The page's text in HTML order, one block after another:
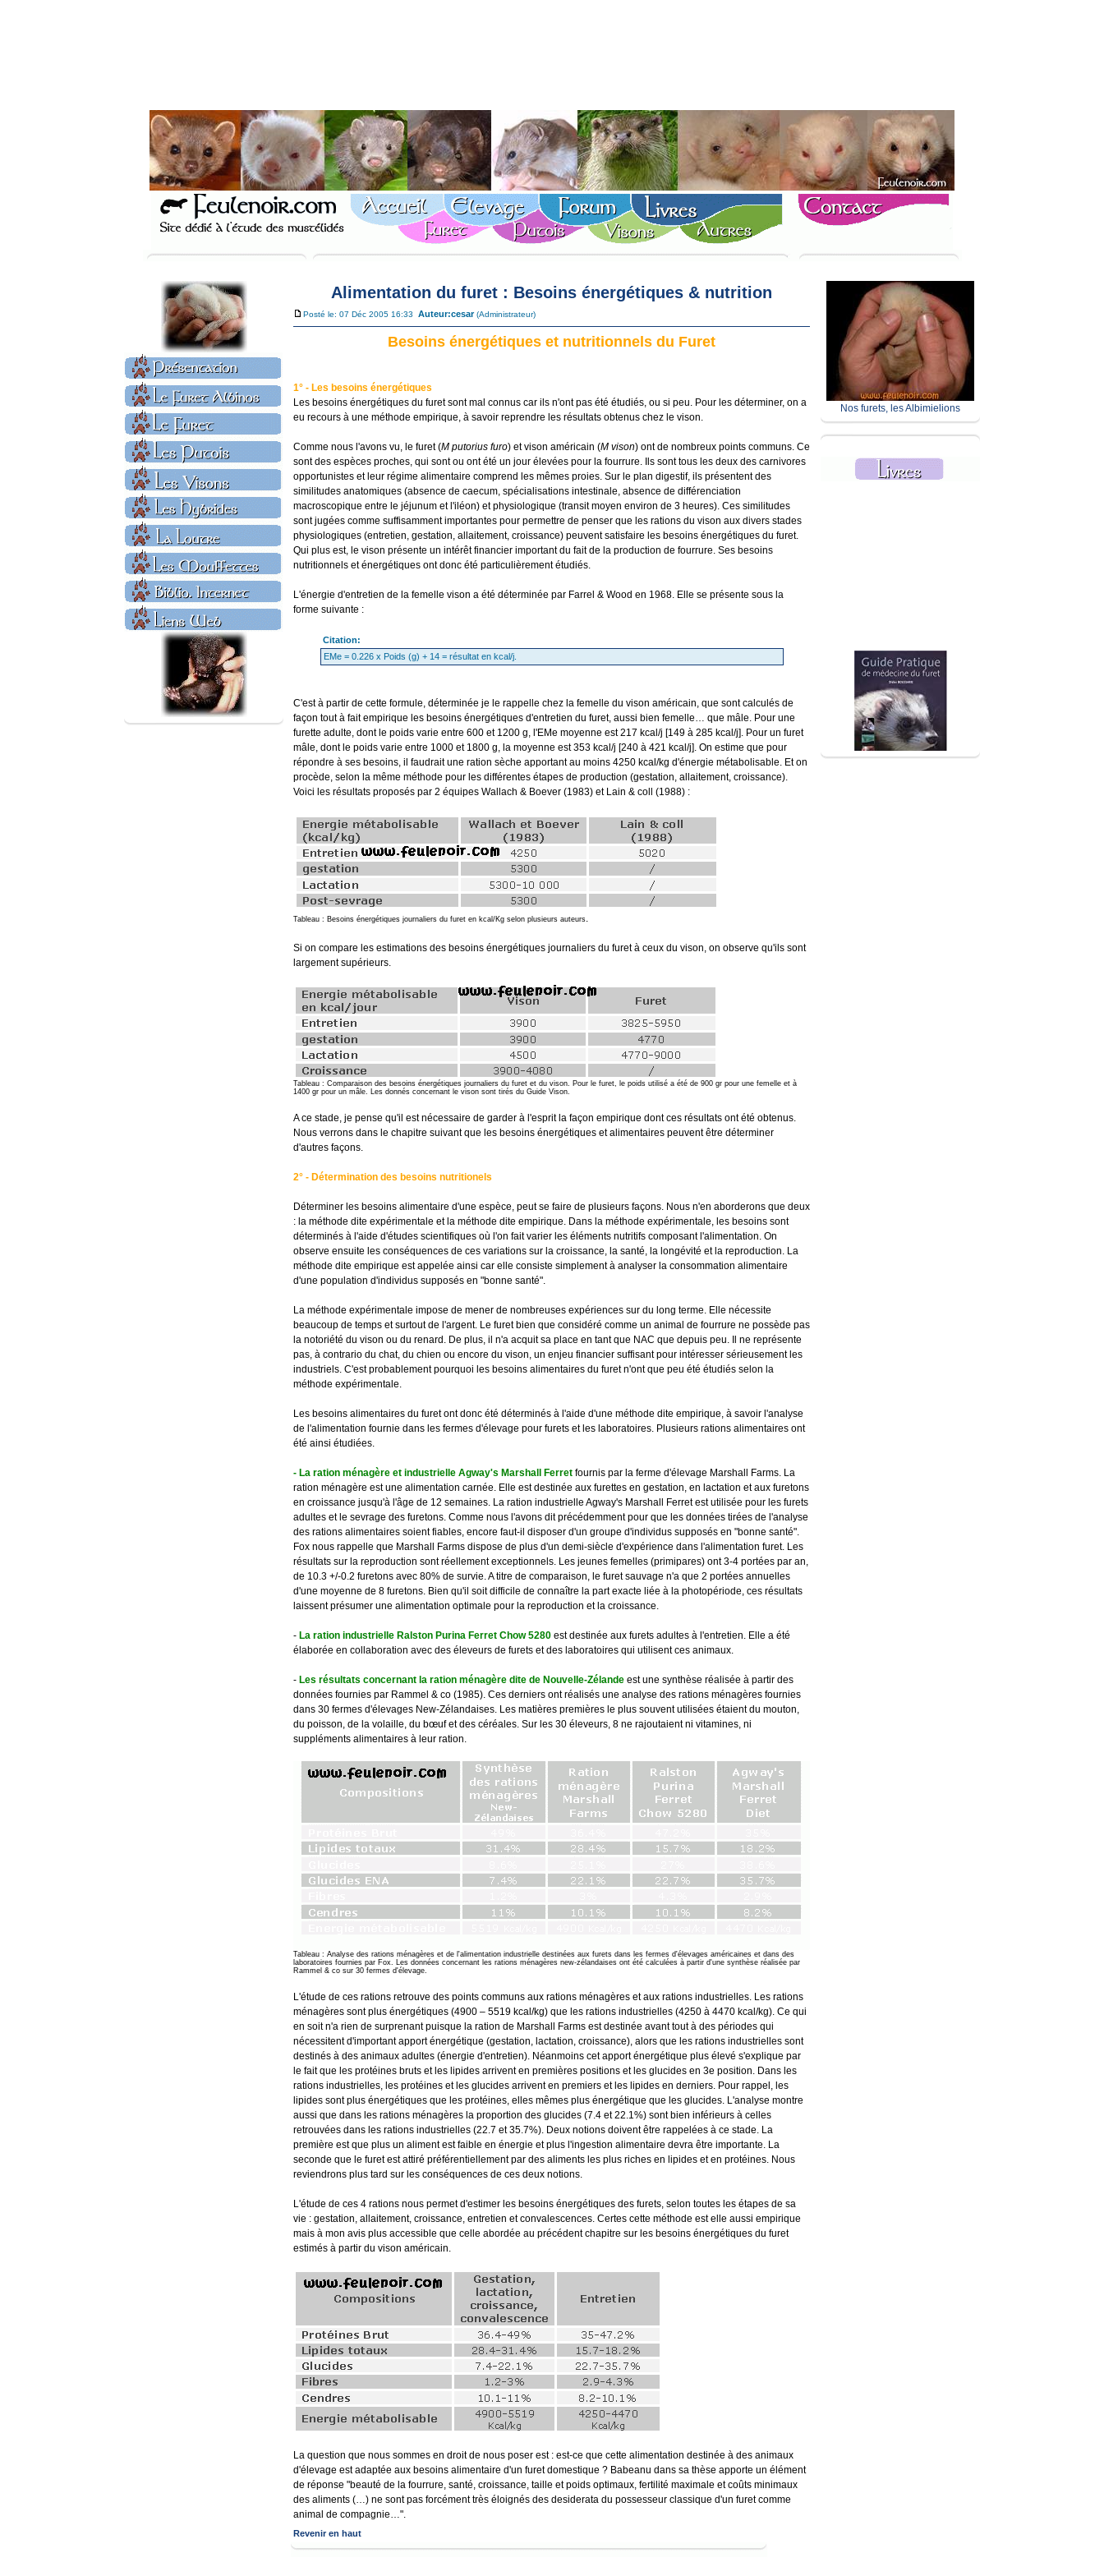
Alimentation du furet : Besoins énergétiques & nutrition
Posté le: 07 Déc 2005 16:33 Auteur:cesar (Administrateur)
Besoins énergétiques et nutritionnels du Furet
1° - Les besoins énergétiques
Les besoins énergétiques du furet sont mal connus car ils n'ont pas été étudiés, ou si peu. Pour les déterminer, on a
eu recours à une méthode empirique, à savoir reprendre les résultats obtenus chez le vison.
Comme nous l'avons vu, le furet (M putorius furo) et vison américain (M vison) ont de nombreux points communs. Ce
sont des espèces proches, qui sont ou ont été un jour élevées pour la fourrure. Ils sont tous les deux des carnivores
opportunistes et leur régime alimentaire comprend les mêmes proies. Sur le plan digestif, ils présentent des
similitudes anatomiques (absence de caecum, spécialisations intestinale, absence de différenciation
macroscopique entre le jéjunum et l'iléon) et physiologique (transit moyen environ de 3 heures). Ces similitudes
sont jugées comme suffisamment importantes pour permettre de penser que les rations du vison aux divers stades
physiologiques (entretien, gestation, allaitement, croissance) peuvent satisfaire les besoins énergétiques du furet.
Qui plus est, le vison présente un intérêt financier important du fait de la production de fourrure. Ses besoins
nutritionnels et énergétiques ont donc été particulièrement étudiés.
L'énergie d'entretien de la femelle vison a été déterminée par Farrel & Wood en 1968. Elle se présente sous la
forme suivante :
Citation:
EMe = 0.226 x Poids (g) + 14 = résultat en kcal/j.
C'est à partir de cette formule, déterminée je le rappelle chez la femelle du vison américain, que sont calculés de
façon tout à fait empirique les besoins énergétiques d'entretien du furet, aussi bien femelle… que mâle. Pour une
furette adulte, dont le poids varie entre 600 et 1200 g, l'EMe moyenne est 217 kcal/j [149 à 285 kcal/j]. Pour un furet
mâle, dont le poids varie entre 1000 et 1800 g, la moyenne est 353 kcal/j [240 à 421 kcal/j]. On estime que pour
répondre à ses besoins, il faudrait une ration sèche apportant au moins 4250 kcal/kg d'énergie métabolisable. Et on
procède, selon la même méthode pour les différentes étapes de production (gestation, allaitement, croissance).
Voici les résultats proposés par 2 équipes Wallach & Boever (1983) et Lain & coll (1988) :
Tableau : Besoins énergétiques journaliers du furet en kcal/Kg selon plusieurs auteurs.
Si on compare les estimations des besoins énergétiques journaliers du furet à ceux du vison, on observe qu'ils sont
largement supérieurs.
Tableau : Comparaison des besoins énergétiques journaliers du furet et du vison. Pour le furet, le poids utilisé a été de 900 gr pour une femelle et à
1400 gr pour un mâle. Les donnés concernant le vison sont tirés du Guide Vison.
A ce stade, je pense qu'il est nécessaire de garder à l'esprit la façon empirique dont ces résultats ont été obtenus.
Nous verrons dans le chapitre suivant que les besoins énergétiques et alimentaires peuvent être déterminer
d'autres façons.
2° - Détermination des besoins nutritionels
Déterminer les besoins alimentaire d'une espèce, peut se faire de plusieurs façons. Nous n'en aborderons que deux
: la méthode dite expérimentale et la méthode dite empirique. Dans la méthode expérimentale, les besoins sont
déterminés à l'aide d'études scientifiques où l'on fait varier les éléments nutritifs composant l'alimentation. On
observe ensuite les conséquences de ces variations sur la croissance, la santé, la longévité et la reproduction. La
méthode dite empirique est appelée ainsi car elle consiste simplement à analyser la consommation alimentaire
d'une population d'individus supposés en "bonne santé".
La méthode expérimentale impose de mener de nombreuses expériences sur du long terme. Elle nécessite
beaucoup de temps et surtout de l'argent. Le furet bien que considéré comme un animal de fourrure ne possède pas
la notoriété du vison ou du renard. De plus, il n'a acquit sa place en tant que NAC que depuis peu. Il ne représente
pas, à contrario du chat, du chien ou encore du vison, un enjeu financier suffisant pour intéresser sérieusement les
industriels. C'est probablement pourquoi les besoins alimentaires du furet n'ont que peu été étudiés selon la
méthode expérimentale.
Les besoins alimentaires du furet ont donc été déterminés à l'aide d'une méthode dite empirique, à savoir l'analyse
de l'alimentation fournie dans les fermes d'élevage pour furets et les laboratoires. Plusieurs rations alimentaires ont
été ainsi étudiées.
- La ration ménagère et industrielle Agway's Marshall Ferret fournis par la ferme d'élevage Marshall Farms. La
ration ménagère est une alimentation carnée. Elle est destinée aux furettes en gestation, en lactation et aux furetons
en croissance jusqu'à l'âge de 12 semaines. La ration industrielle Agway's Marshall Ferret est utilisée pour les furets
adultes et le sevrage des furetons. Comme nous l'avons dit précédemment pour que les données tirées de l'analyse
des rations alimentaires soient fiables, encore faut-il disposer d'un groupe d'individus supposés en "bonne santé".
Fox nous rappelle que Marshall Farms dispose de plus d'un demi-siècle d'expérience dans l'alimentation furet. Les
résultats sur la reproduction sont réellement exceptionnels. Les jeunes femelles (primipares) ont 3-4 portées par an,
de 10.3 +/-0.2 furetons avec 80% de survie. A titre de comparaison, le furet sauvage n'a que 2 portées annuelles
d'une moyenne de 8 furetons. Bien qu'il soit difficile de connaître la part exacte liée à la photopériode, ces résultats
laissent présumer une alimentation optimale pour la reproduction et la croissance.
- La ration industrielle Ralston Purina Ferret Chow 5280 est destinée aux furets adultes à l'entretien. Elle a été
élaborée en collaboration avec des éleveurs de furets et des laboratoires qui utilisent ces animaux.
- Les résultats concernant la ration ménagère dite de Nouvelle-Zélande est une synthèse réalisée à partir des
données fournies par Rammel & co (1985). Ces derniers ont réalisés une analyse des rations ménagères fournies
dans 30 fermes d'élevages New-Zélandaises. Les matières premières le plus souvent utilisées étaient du mouton,
du poisson, de la volaille, du bœuf et des céréales. Sur les 30 éleveurs, 8 ne rajoutaient ni vitamines, ni
suppléments alimentaires à leur ration.
Tableau : Analyse des rations ménagères et de l'alimentation industrielle destinées aux furets dans les fermes d'élevages américaines et dans des
laboratoires fournies par Fox. Les données concernant les rations ménagères new-zélandaises ont été calculées à partir d'une synthèse réalisée par
Rammel & co sur 30 fermes d'élevage.
L'étude de ces rations retrouve des points communs aux rations ménagères et aux rations industrielles. Les rations
ménagères sont plus énergétiques (4900 – 5519 kcal/kg) que les rations industrielles (4250 à 4470 kcal/kg). Ce qui
en soit n'a rien de surprenant puisque la ration de Marshall Farms est destinée avant tout à des périodes qui
nécessitent d'important apport énergétique (gestation, lactation, croissance), alors que les rations industrielles sont
destinés à des animaux adultes (énergie d'entretien). Néanmoins cet apport énergétique plus élevé s'explique par
le fait que les protéines bruts et les lipides arrivent en premières positions et les glucides en 3e position. Dans les
rations industrielles, les protéines et les glucides arrivent en premiers et les lipides en derniers. Pour rappel, les
lipides sont plus énergétiques que les protéines, elles mêmes plus énergétique que les glucides. L'analyse montre
aussi que dans les rations ménagères la proportion des glucides (7.4 et 22.1%) sont bien inférieurs à celles
retrouvées dans les rations industrielles (22.7 et 35.7%). Deux notions doivent être rappelées à ce stade. La
première est que plus un aliment est faible en énergie et plus l'ingestion alimentaire devra être importante. La
seconde que le furet est attiré préférentiellement par des aliments les plus riches en lipides et en protéines. Nous
reviendrons plus tard sur les conséquences de ces deux notions.
L'étude de ces 4 rations nous permet d'estimer les besoins énergétiques des furets, selon toutes les étapes de sa
vie : gestation, allaitement, croissance, entretien et convalescences. Certes cette méthode est elle aussi empirique
mais à mon avis plus accessible que celle abordée au précédent chapitre sur les besoins énergétiques du furet
estimés à partir du vison américain.
La question que nous sommes en droit de nous poser est : est-ce que cette alimentation destinée à des animaux
d'élevage est adaptée aux besoins alimentaire d'un furet domestique ? Babeanu dans sa thèse apporte un élément
de réponse "beauté de la fourrure, santé, croissance, taille et poids optimaux, fertilité maximale et coûts minimaux
des aliments (…) ne sont pas forcément très éloignés des desiderata du possesseur classique d'un furet comme
animal de compagnie…".
Revenir en haut
Nos furets, les Albimielions